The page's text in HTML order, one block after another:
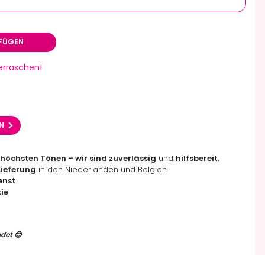
Tönen – wir sind zuverlässig und hilfsbereit.
in den Niederlanden und Belgien
😊